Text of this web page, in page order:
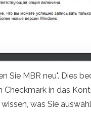
MBR neu". Dies
in das
was Sie